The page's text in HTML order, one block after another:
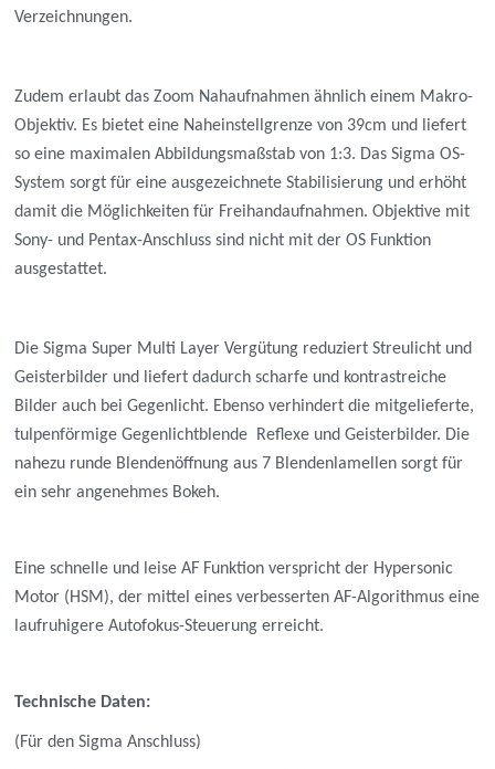
Verzeichnungen.
Zudem erlaubt das Zoom Nahaufnahmen ähnlich einem Makro-
Objektiv. Es bietet eine Naheinstellgrenze von 39cm und liefert
so eine maximalen Abbildungsmaßstab von 1:3. Das Sigma OS-
System sorgt für eine ausgezeichnete Stabilisierung und erhöht
damit die Möglichkeiten für Freihandaufnahmen. Objektive mit
Sony- und Pentax-Anschluss sind nicht mit der OS Funktion
ausgestattet.
Die Sigma Super Multi Layer Vergütung reduziert Streulicht und
Geisterbilder und liefert dadurch scharfe und kontrastreiche
Bilder auch bei Gegenlicht. Ebenso verhindert die mitgelieferte,
tulpenförmige Gegenlichtblende Reflexe und Geisterbilder. Die
nahezu runde Blendenöffnung aus 7 Blendenlamellen sorgt für
ein sehr angenehmes Bokeh.
Eine schnelle und leise AF Funktion verspricht der Hypersonic
Motor (HSM), der mittel eines verbesserten AF-Algorithmus eine
laufruhigere Autofokus-Steuerung erreicht.
Technische Daten:
(Für den Sigma Anschluss)